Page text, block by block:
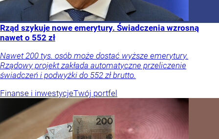
Rząd szykuje nowe emerytury. Świadczenia wzrosną
nawet o 552 zł
Nawet 200 tys. osób może dostać wyższe emerytury.
Rządowy projekt zakłada automatyczne przeliczenie
świadczeń i podwyżki do 552 zł brutto.
Finanse i inwestycjeTwój portfel